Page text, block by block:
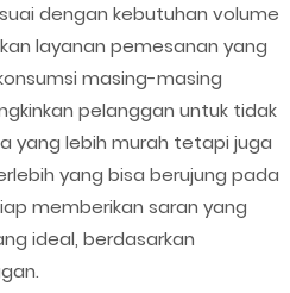
dengan kebutuhan volume
layanan pemesanan yang
masing-masing
pelanggan untuk tidak
yang lebih murah tetapi juga
yang bisa berujung pada
memberikan saran yang
ideal, berdasarkan